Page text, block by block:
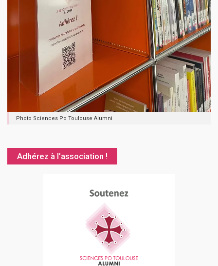
Photo Sciences Po Toulouse Alumni
Adhérez à l’association !